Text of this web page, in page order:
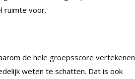
ruimte voor.
de hele groepsscore vertekenen
weten te schatten. Dat is ook